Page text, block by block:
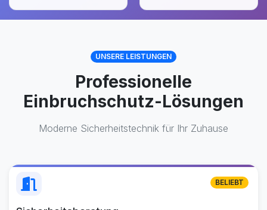
UNSERE LEISTUNGEN
Professionelle
Einbruchschutz-Lösungen
Moderne Sicherheitstechnik für Ihr Zuhause
BELIEBT